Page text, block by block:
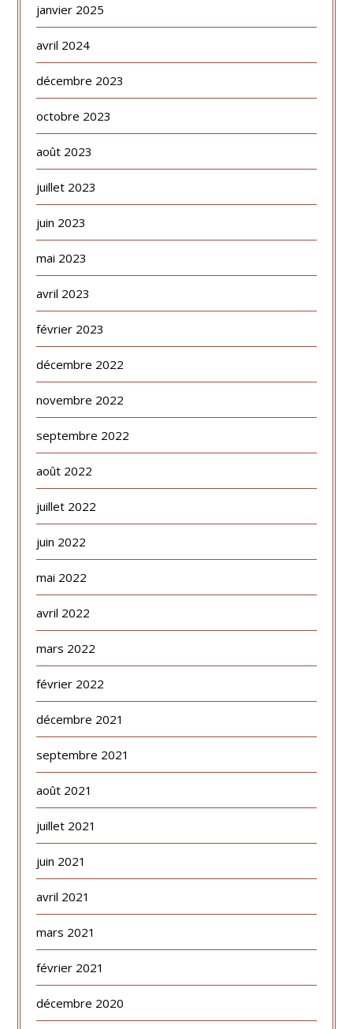
janvier 2025
avril 2024
décembre 2023
octobre 2023
août 2023
juillet 2023
juin 2023
mai 2023
avril 2023
février 2023
décembre 2022
novembre 2022
septembre 2022
août 2022
juillet 2022
juin 2022
mai 2022
avril 2022
mars 2022
février 2022
décembre 2021
septembre 2021
août 2021
juillet 2021
juin 2021
avril 2021
mars 2021
février 2021
décembre 2020